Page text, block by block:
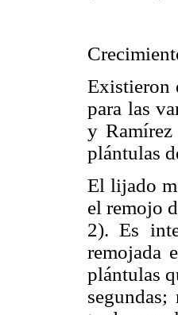
Existieron
para las
y
plántulas
El lijado
el remojo
2). Es
remojada
plántulas